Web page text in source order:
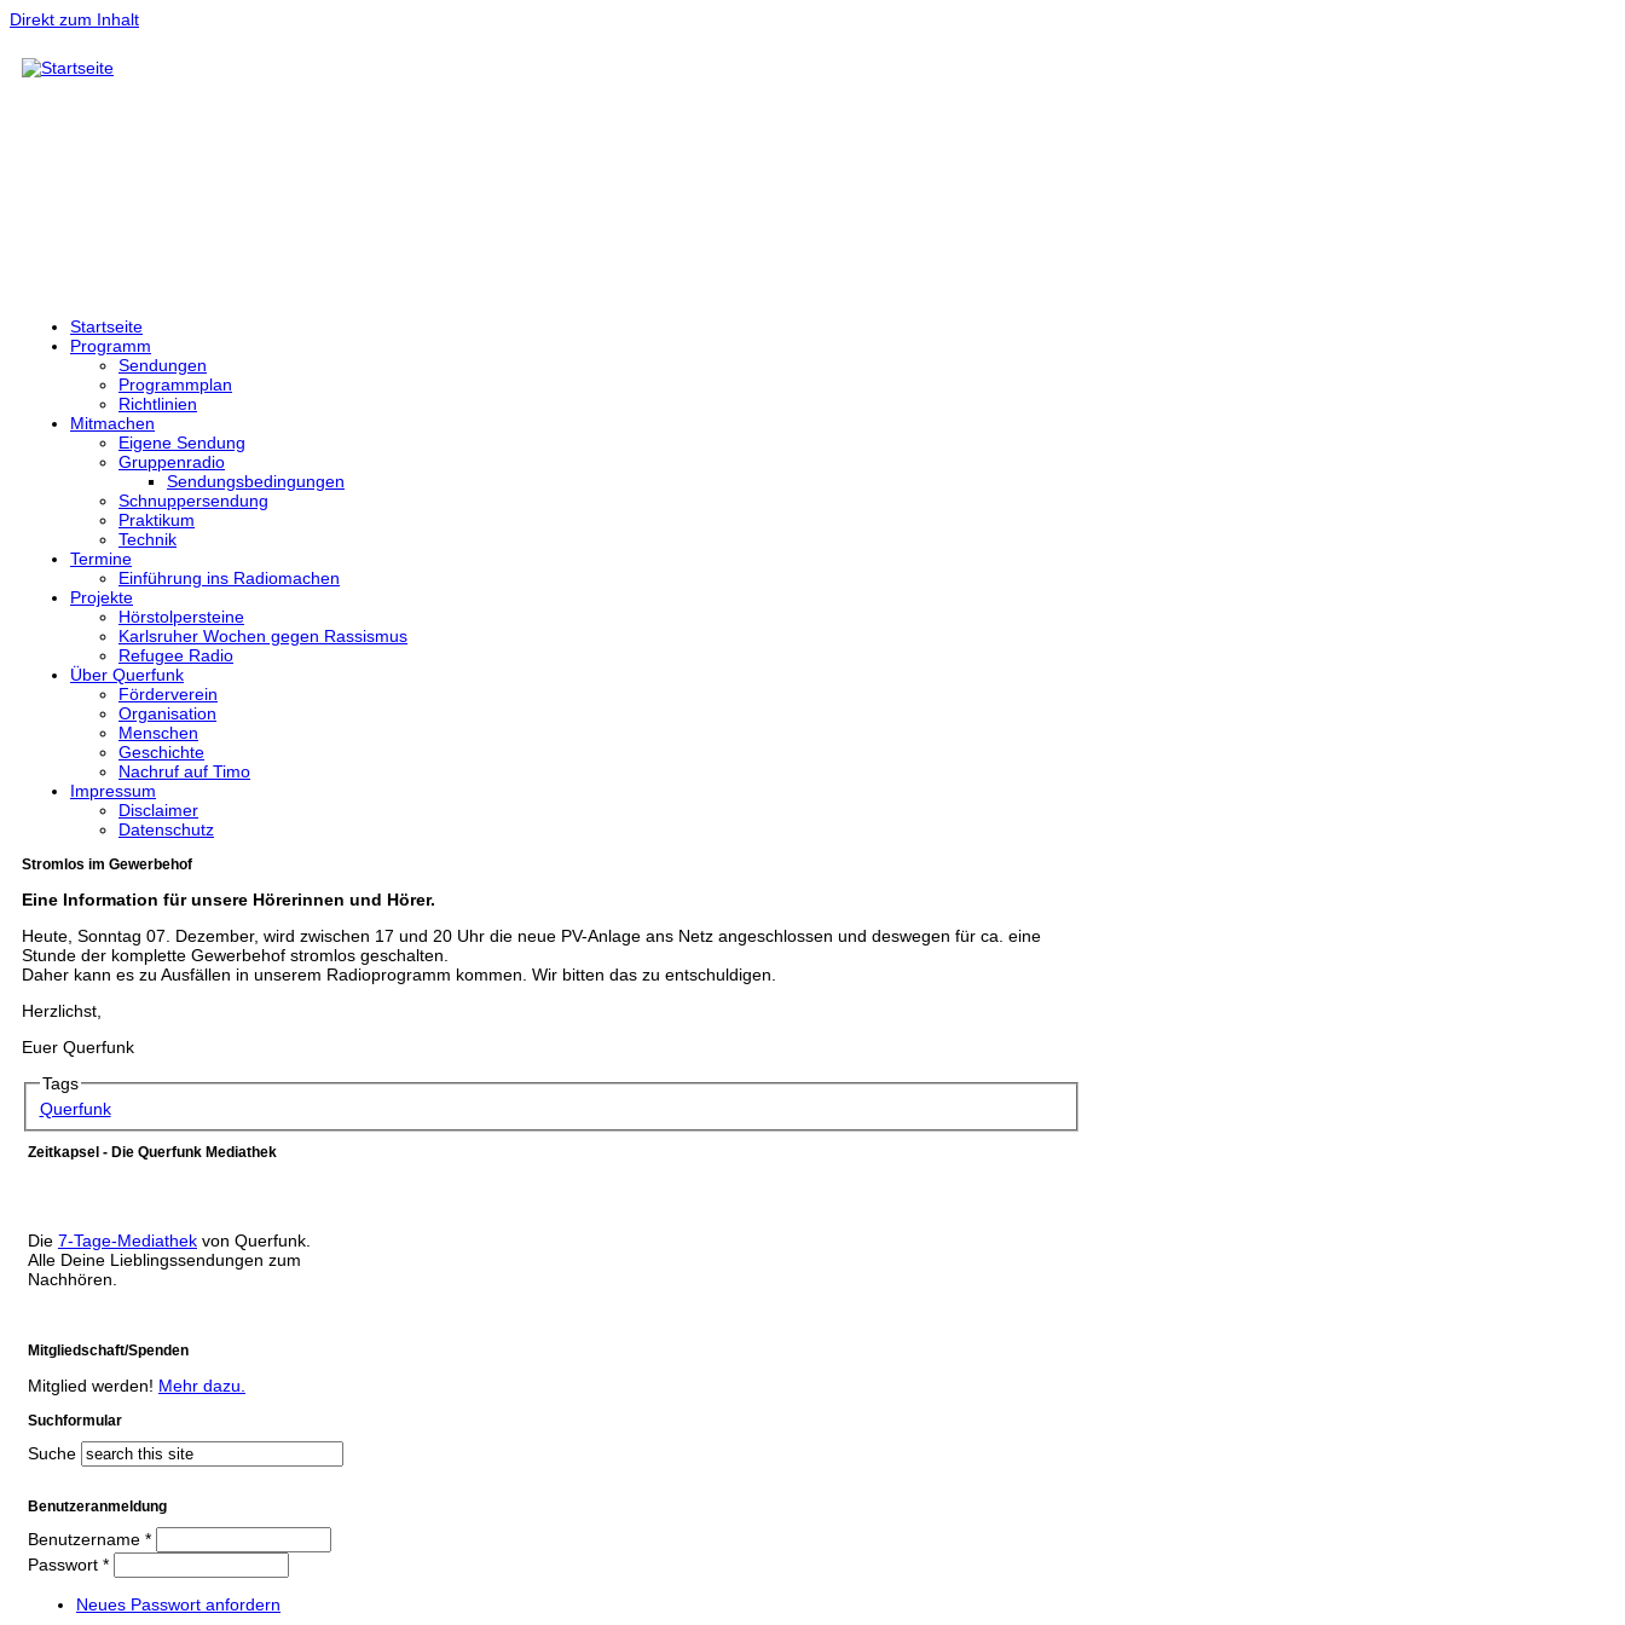
Direkt zum Inhalt
Startseite
Programm
Sendungen
Programmplan
Richtlinien
Mitmachen
Eigene Sendung
Gruppenradio
Sendungsbedingungen
Schnuppersendung
Praktikum
Technik
Termine
Einführung ins Radiomachen
Projekte
Hörstolpersteine
Karlsruher Wochen gegen Rassismus
Refugee Radio
Über Querfunk
Förderverein
Organisation
Menschen
Geschichte
Nachruf auf Timo
Impressum
Disclaimer
Datenschutz
Stromlos im Gewerbehof
Eine Information für unsere Hörerinnen und Hörer.
Heute, Sonntag 07. Dezember, wird zwischen 17 und 20 Uhr die neue PV-Anlage ans Netz angeschlossen und deswegen für ca. eine
Stunde der komplette Gewerbehof stromlos geschalten.
Daher kann es zu Ausfällen in unserem Radioprogramm kommen. Wir bitten das zu entschuldigen.
Herzlichst,
Euer Querfunk
Tags
Querfunk
Zeitkapsel - Die Querfunk Mediathek
Die 7-Tage-Mediathek von Querfunk.
Alle Deine Lieblingssendungen zum
Nachhören.
Mitgliedschaft/Spenden
Mitglied werden! Mehr dazu.
Suchformular
Suche
Benutzeranmeldung
Benutzername *
Passwort *
Neues Passwort anfordern